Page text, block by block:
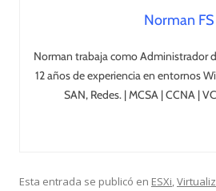
Norman FS
Norman trabaja como Administrador
12 años de experiencia en entornos
SAN, Redes. | MCSA | CCNA |
Esta entrada se publicó en ESXi,